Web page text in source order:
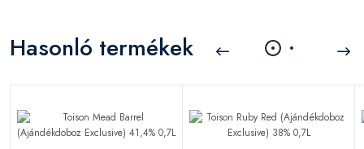
Hasonló termékek